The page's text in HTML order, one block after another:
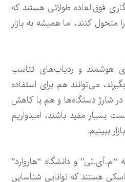
فوق‌العاده طولانی هستند که
کنند، اما همیشه به بازار
هوشمند و ردیاب‌های تناسب
می‌توانند هم برای استفاده
در شارژ دستگاه‌ها و هم با کاهش
بسیار مفید باشند، امیدواریم
ببینیم.
و دانشگاه “هاروارد”
هستند که توانایی شناسایی